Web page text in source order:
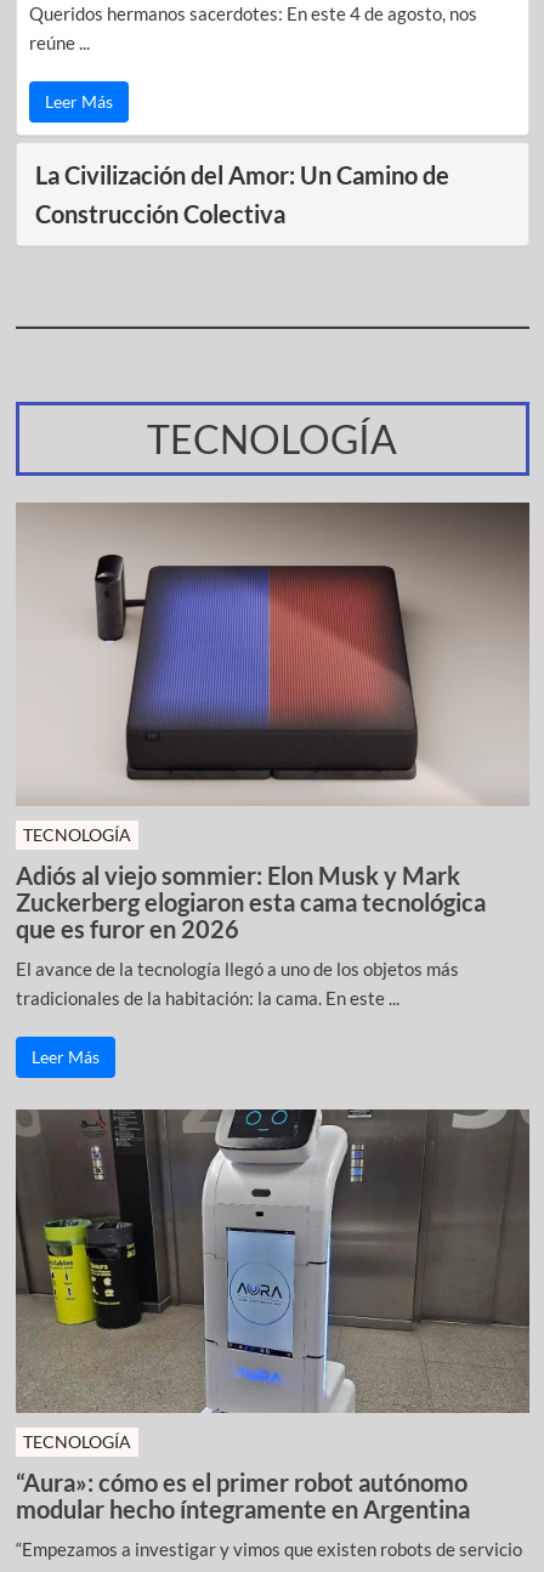
Queridos hermanos sacerdotes: En este 4 de agosto, nos
reúne ...
Leer Más
La Civilización del Amor: Un Camino de
Construcción Colectiva
TECNOLOGÍA
TECNOLOGÍA
Adiós al viejo sommier: Elon Musk y Mark
Zuckerberg elogiaron esta cama tecnológica
que es furor en 2026
El avance de la tecnología llegó a uno de los objetos más
tradicionales de la habitación: la cama. En este ...
Leer Más
TECNOLOGÍA
“Aura»: cómo es el primer robot autónomo
modular hecho íntegramente en Argentina
“Empezamos a investigar y vimos que existen robots de servicio